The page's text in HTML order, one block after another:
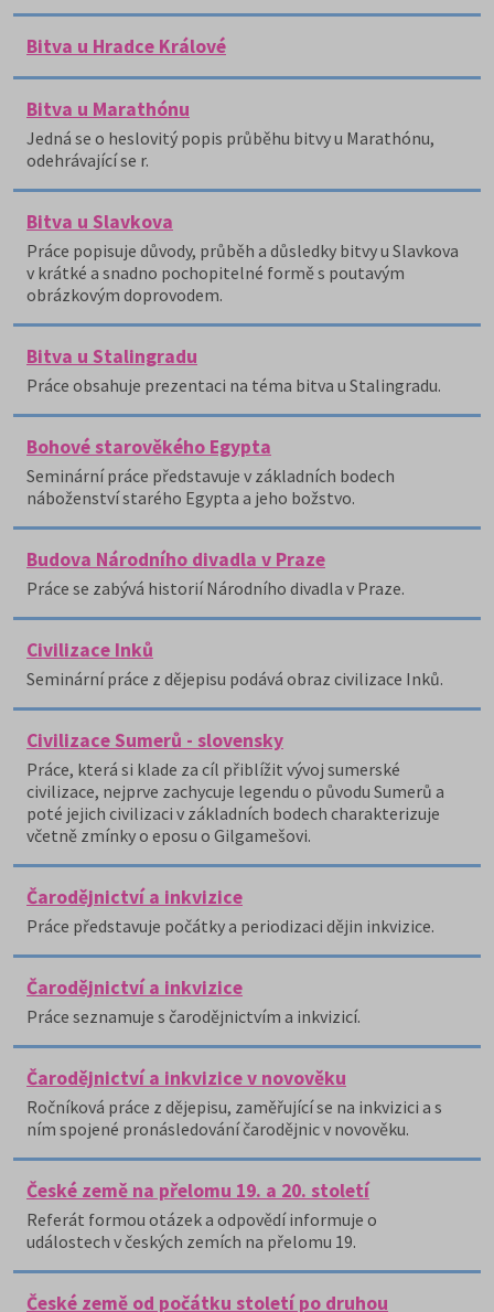
Bitva u Hradce Králové
Bitva u Marathónu
Jedná se o heslovitý popis průběhu bitvy u Marathónu,
odehrávající se r.
Bitva u Slavkova
Práce popisuje důvody, průběh a důsledky bitvy u Slavkova
v krátké a snadno pochopitelné formě s poutavým
obrázkovým doprovodem.
Bitva u Stalingradu
Práce obsahuje prezentaci na téma bitva u Stalingradu.
Bohové starověkého Egypta
Seminární práce představuje v základních bodech
náboženství starého Egypta a jeho božstvo.
Budova Národního divadla v Praze
Práce se zabývá historií Národního divadla v Praze.
Civilizace Inků
Seminární práce z dějepisu podává obraz civilizace Inků.
Civilizace Sumerů - slovensky
Práce, která si klade za cíl přiblížit vývoj sumerské
civilizace, nejprve zachycuje legendu o původu Sumerů a
poté jejich civilizaci v základních bodech charakterizuje
včetně zmínky o eposu o Gilgamešovi.
Čarodějnictví a inkvizice
Práce představuje počátky a periodizaci dějin inkvizice.
Čarodějnictví a inkvizice
Práce seznamuje s čarodějnictvím a inkvizicí.
Čarodějnictví a inkvizice v novověku
Ročníková práce z dějepisu, zaměřující se na inkvizici a s
ním spojené pronásledování čarodějnic v novověku.
České země na přelomu 19. a 20. století
Referát formou otázek a odpovědí informuje o
událostech v českých zemích na přelomu 19.
České země od počátku století po druhou